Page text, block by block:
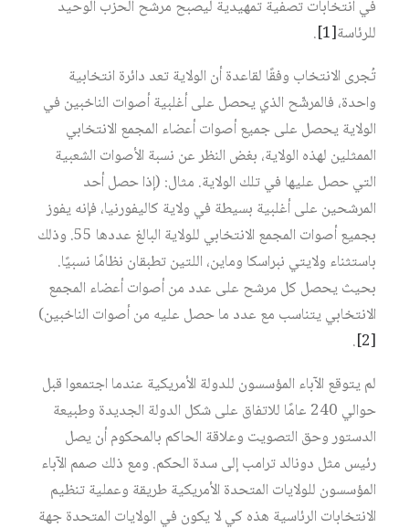
في انتخابات تصفية تمهيدية ليصبح مرشح الحزب الوحيد
للرئاسة[1]
.
تُجرى الانتخاب وفقًا لقاعدة أن الولاية تعد دائرة انتخابية
واحدة، فالمرشّح الذي يحصل على أغلبية أصوات الناخبين في
الولاية يحصل على جميع أصوات أعضاء المجمع الانتخابي
الممثلين لهذه الولاية، بغض النظر عن نسبة الأصوات الشعبية
التي حصل عليها في تلك الولاية. مثال: (إذا حصل أحد
المرشحين على أغلبية بسيطة في ولاية كاليفورنيا، فإنه يفوز
بجميع أصوات المجمع الانتخابي للولاية البالغ عددها 55. وذلك
باستثناء ولايتي نبراسكا وماين، اللتين تطبقان نظامًا نسبيًا.
بحيث يحصل كل مرشح على عدد من أصوات أعضاء المجمع
الانتخابي يتناسب مع عدد ما حصل عليه من أصوات الناخبين)
[2]
.
لم يتوقع الآباء المؤسسون للدولة الأمريكية عندما اجتمعوا قبل
حوالي 240 عامًا للاتفاق على شكل الدولة الجديدة وطبيعة
الدستور وحق التصويت وعلاقة الحاكم بالمحكوم أن يصل
رئيس مثل دونالد ترامب إلى سدة الحكم. ومع ذلك صمم الآباء
المؤسسون للولايات المتحدة الأمريكية طريقة وعملية تنظيم
الانتخابات الرئاسية هذه كي لا يكون في الولايات المتحدة جهة